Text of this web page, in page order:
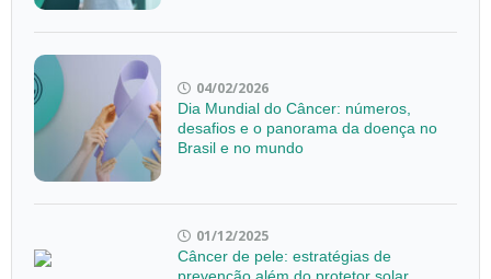
04/02/2026
Dia Mundial do Câncer: números,
desafios e o panorama da doença no
Brasil e no mundo
01/12/2025
Câncer de pele: estratégias de